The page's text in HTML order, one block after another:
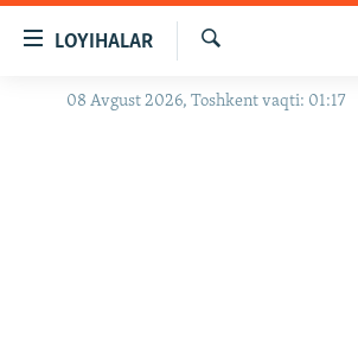
Бош
LOYIHALAR
OZODLIK SURISHTIRUVLARI
Излаш
08 Avgust 2026, Toshkent vaqti: 01:17